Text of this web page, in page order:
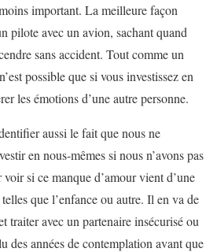
important. La meilleure façon
pilote avec un avion, sachant quand
sans accident. Tout comme un
possible que si vous investissez en
les émotions d’une autre personne.
aussi le fait que nous ne
en nous-mêmes si nous n’avons pas
si ce manque d’amour vient d’une
que l’enfance ou autre. Il en va de
traiter avec un partenaire insécurisé ou
des années de contemplation avant que